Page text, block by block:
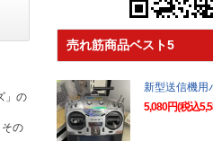
」の
の
売れ筋商品ベスト5
新型送信機用
5,080円(税込